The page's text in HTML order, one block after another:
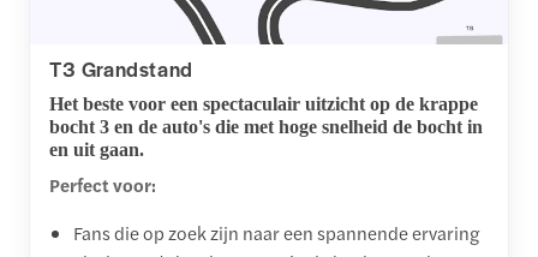
T3 Grandstand
Het beste voor een spectaculair uitzicht op de krappe
bocht 3 en de auto's die met hoge snelheid de bocht in
en uit gaan.
Perfect voor:
Fans die op zoek zijn naar een spannende ervaring